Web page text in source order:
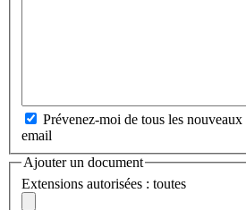
Prévenez-moi de tous les
email
Ajouter un document
Extensions autorisées : toutes